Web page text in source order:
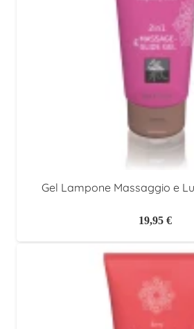
Gel Lampone Massaggio e
19,95 €